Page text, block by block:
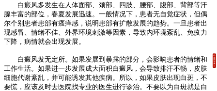
白癜风多发生在人体面部、颈部、四肢、腰部、腹部、背部等汗
腺丰富的部位，春夏发展迅速。一般情况下，患者无自觉症状，但偶
尔个别患者患部有瘙痒感，说明患部有扩散发展的趋势。一旦患者出
现感冒、情绪不佳、外界环境刺激等因素，导致内环境紊乱、免疫力
下降，病情就会出现发展。
白癜风发无定所。如果发展到暴露的部分，会影响患者的情绪和
工作生活。如果进一步发展成大面积白癜风，会导致排汗不畅，皮肤
细胞代谢紊乱，并可能诱发其他疾病。所以，如果皮肤出现白斑，不
要慌，应该及时去医院找专业的医生进行诊治。不要以为白斑就是白